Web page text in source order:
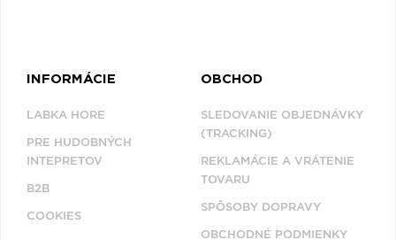
INFORMÁCIE
LABKA HORE
PRE HUDOBNÝCH
INTEPRETOV
B2B
COOKIES
OBCHOD
SLEDOVANIE OBJEDNÁVKY
(TRACKING)
REKLAMÁCIE A VRÁTENIE
TOVARU
SPÔSOBY DOPRAVY
OBCHODNÉ PODMIENKY